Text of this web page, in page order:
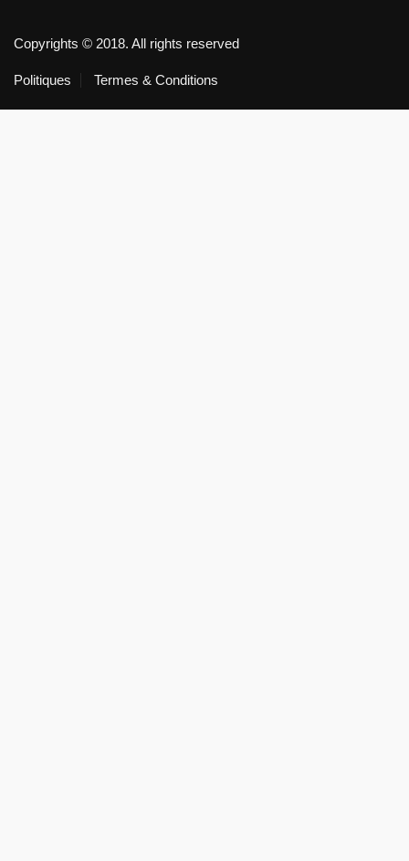
Copyrights © 2018. All rights reserved
Politiques Termes & Conditions